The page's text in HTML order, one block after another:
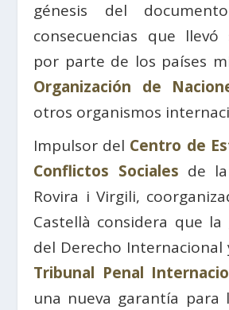
génesis del
consecuencias que
por parte de los países
Organización de
otros organismos
Impulsor del Centro de
Conflictos Sociales de
Rovira i Virgili,
Castellà considera que la
del Derecho
Tribunal Penal
una nueva garantía para